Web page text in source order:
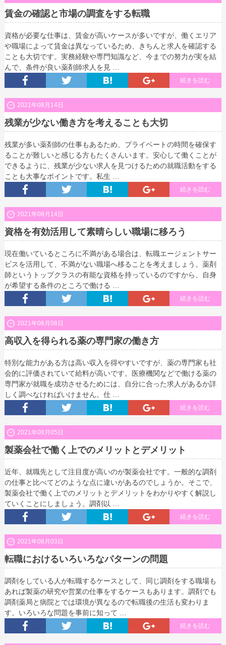
賃金の確認と市場の調査をする転職
資格が必要な仕事は、賃金が高いケースが多いですが、働くエリア
や職場によって賃金は異なっているため、きちんと求人を確認する
ことも大切です。実務経験や専門知識など、今までの努力が実を結
んで、条件が良い薬剤師求人を見 …
続きを読む
2021年08月14日
残業が少ない働き方を考えることも大切
残業が多い薬剤師の仕事もあるため、プライベートの時間を確保す
ることが難しいと感じる方もたくさんいます。安心して働くことが
できるように、残業が少ない求人を見つけるための就職活動をする
ことも大事なポイントです。私生 …
続きを読む
2021年08月14日
資格を有効活用して素晴らしい職場に移ろう
現在働いているところに不満がある場合は、転職エージェントサー
ビスを活用して、不満がない職場へ移ることを考えましょう。薬剤
師というトップクラスの有能な資格を持っているのですから、自身
が希望する条件のところで働ける …
続きを読む
2021年08月08日
高収入を得られる薬の専門家の働き方
特別な能力がある方は高い収入を得やすいですが、薬の専門家も社
会的に評価されていて給料が高いです。医療機関などで働ける薬の
専門家が就職を成功させるためには、自分に合った求人があるか詳
しく調べなければいけません。仕 …
続きを読む
2021年08月05日
製薬会社で働く上でのメリットとデメリット
近年、就職先として注目度が高いのが製薬会社です。一般的な調剤
の仕事と比べてどのような点に違いがあるのでしょうか。そこで、
製薬会社で働く上でのメリットとデメリットをわかりやすく解説し
ていくことにしましょう。調剤以 …
続きを読む
2021年08月03日
転職におけるいろいろなパターンの問題
調剤をしている人が転職するケースとして、同じ調剤をする職場も
あれば製薬の研究や営業の仕事をするケースもあります。調剤でも
調剤薬局と病院とでは環境が異なるので転職後の生活も変わりま
す。いろいろな問題を事前に知って …
続きを読む